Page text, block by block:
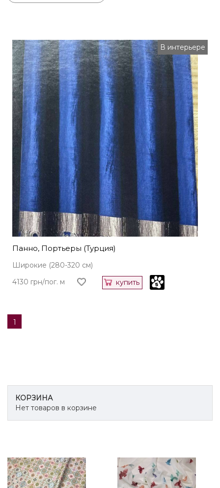
В интерьере
Панно, Портьеры (Турция)
Широкие (280-320 см)
4130 грн/пог. м
купить
1
КОРЗИНА
Нет товаров в корзине